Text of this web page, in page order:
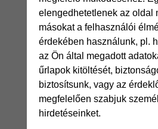
elengedhetetlenek az oldal
másokat a felhasználói
érdekében használunk, pl.
az Ön által megadott
űrlapok kitöltését,
biztosítsunk, vagy az
megfelelően szabjuk
hirdetéseinket.